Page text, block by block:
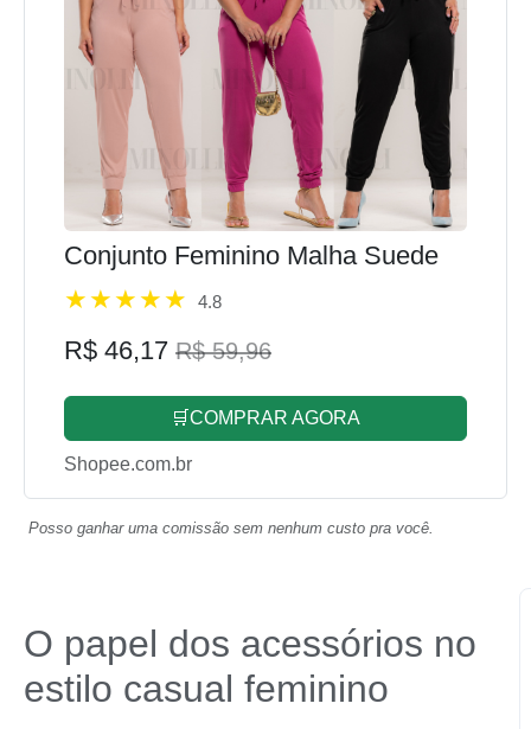
Conjunto Feminino Malha Suede
4.8
R$ 46,17 R$ 59,96
🛒COMPRAR AGORA
Shopee.com.br
Posso ganhar uma comissão sem nenhum custo pra você.
O papel dos acessórios no
estilo casual feminino